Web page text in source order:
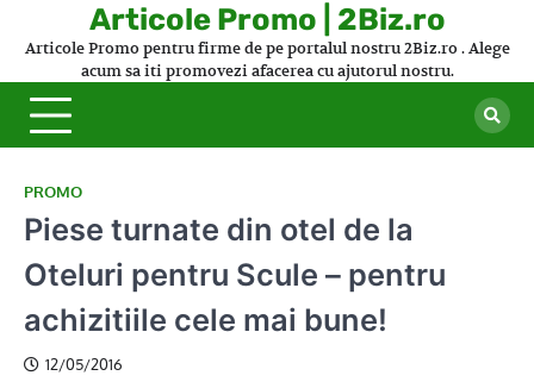
Articole Promo | 2Biz.ro
Articole Promo pentru firme de pe portalul nostru 2Biz.ro . Alege
acum sa iti promovezi afacerea cu ajutorul nostru.
PROMO
Piese turnate din otel de la
Oteluri pentru Scule – pentru
achizitiile cele mai bune!
12/05/2016